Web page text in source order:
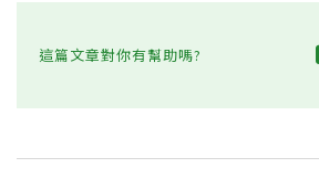
這篇文章對你有幫助嗎?